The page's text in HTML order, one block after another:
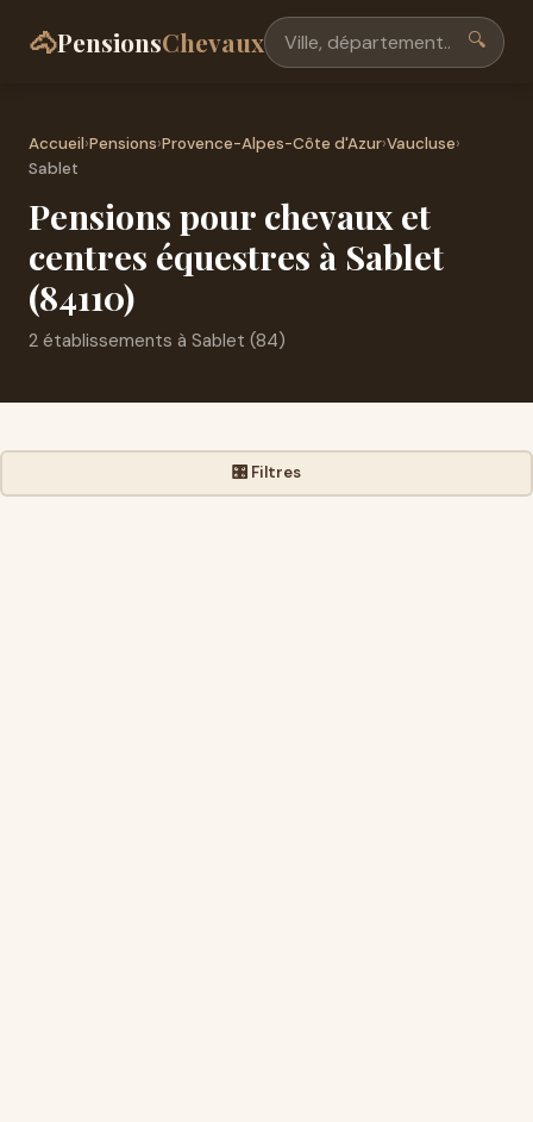
🐴PensionsChevaux 🔍
Accueil›Pensions›Provence-Alpes-Côte d'Azur›Vaucluse›
Sablet
Pensions pour chevaux et
centres équestres à Sablet
(84110)
2 établissements à Sablet (84)
🎛️ Filtres